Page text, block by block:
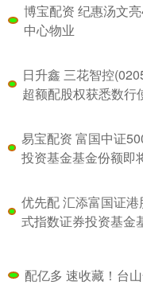
博宝配资 纪惠汤文
中心物业
日升鑫 三花智控
超额配股权获悉数行
易宝配资 富国中证
投资基金基金份额即
优先配 汇添富国证
式指数证券投资基金
配亿多 速收藏！台